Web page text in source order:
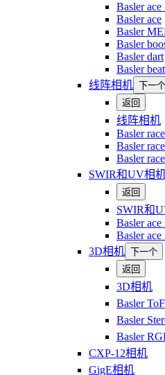
Basler ace
Basler ace
Basler
Basler
Basler dart
Basler beat
线阵相机
下一个
返回
线阵相机
Basler
Basler
Basler
SWIR和UV相
返回
SWIR和
Basler
Basler
3D相机
下一个
返回
3D相机
Basler
Basler
Basler
CXP-12相机
GigE相机